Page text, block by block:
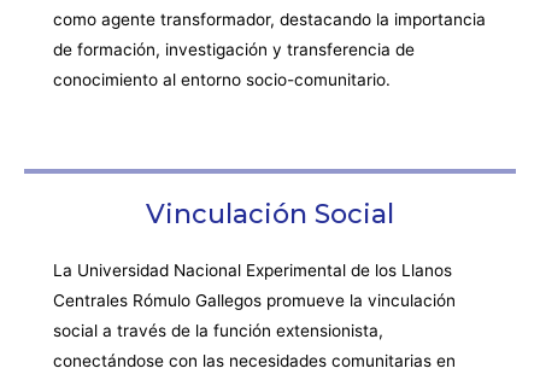
como agente transformador, destacando la importancia
de formación, investigación y transferencia de
conocimiento al entorno socio-comunitario.
Vinculación Social
La Universidad Nacional Experimental de los Llanos
Centrales Rómulo Gallegos promueve la vinculación
social a través de la función extensionista,
conectándose con las necesidades comunitarias en